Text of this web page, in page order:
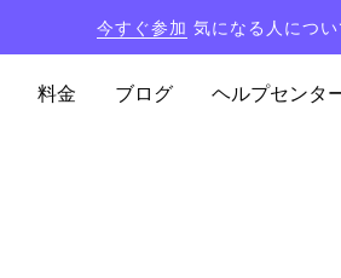
今すぐ参加 気になる人につ
料金 ブログ ヘルプセンタ